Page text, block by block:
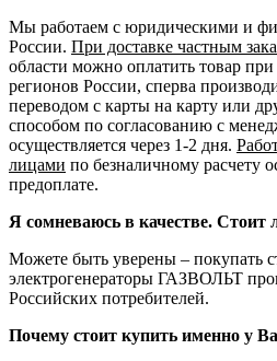
Мы работаем с юридическими и
России. При доставке частным
области можно оплатить товар
регионов России, сперва
переводом с карты на карту или
способом по согласованию с
осуществляется через 1-2 дня.
лицами по безналичному расчету
предоплате.
Я сомневаюсь в качестве. Стоит
Можете быть уверены – покупать
электрогенераторы ГАЗВОЛЬТ
Российских потребителей.
Почему стоит купить именно у